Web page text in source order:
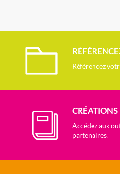
Référencez
CRÉATIONS
Accédez aux
partenaires.